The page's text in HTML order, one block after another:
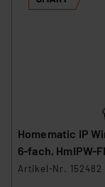
Homematic IP
6-fach, HmIPW-
Artikel-Nr. 152482